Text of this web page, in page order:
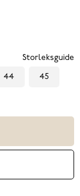
Storleksguide
44 45